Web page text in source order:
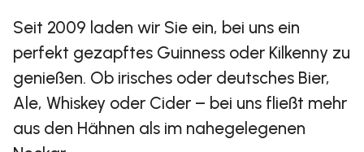
Seit 2009 laden wir Sie ein, bei uns ein
perfekt gezapftes Guinness oder Kilkenny zu
genießen. Ob irisches oder deutsches Bier,
Ale, Whiskey oder Cider – bei uns fließt mehr
aus den Hähnen als im nahegelegenen